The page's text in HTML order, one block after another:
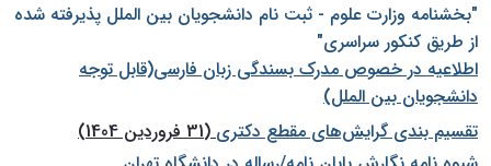
"بخشنامه وزارت علوم - ثبت نام دانشجويان بين الملل پذيرفته شده
از طريق كنكور سراسری"
اطلاعیه در خصوص مدرک بسندگی زبان فارسی(قابل توجه
دانشجویان بین الملل)
تقسیم بندی گرایش‌های مقطع دکتری(31 فروردین 1404)